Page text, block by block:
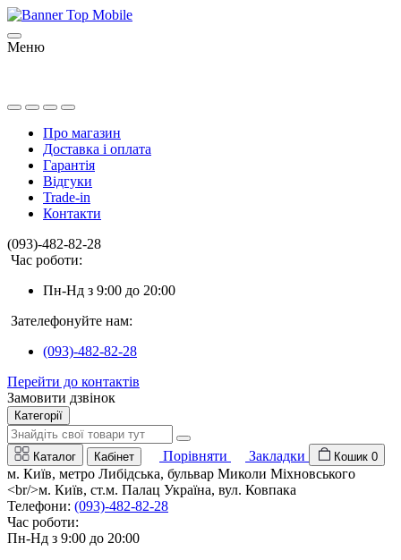
Меню
Про магазин
Доставка і оплата
Гарантія
Відгуки
Trade-in
Контакти
(093)-482-82-28
Час роботи:
Пн-Нд з 9:00 до 20:00
Зателефонуйте нам:
(093)-482-82-28
Перейти до контактів
Замовити дзвінок
Категорії
Каталог Кабінет Порівняти Закладки Кошик 0
м. Київ, метро Либідська, бульвар Миколи Міхновського
<br/>м. Київ, ст.м. Палац Україна, вул. Ковпака
Телефони: (093)-482-82-28
Час роботи:
Пн-Нд з 9:00 до 20:00